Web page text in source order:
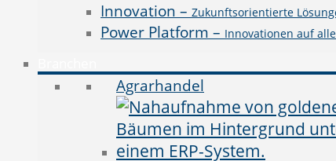
Innovation – Zukunftsorientierte
Power Platform – Innovationen auf
Agrarhandel